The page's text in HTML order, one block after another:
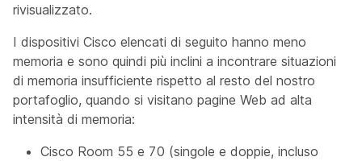
rivisualizzato.
I dispositivi Cisco elencati di seguito hanno meno
memoria e sono quindi più inclini a incontrare situazioni
di memoria insufficiente rispetto al resto del nostro
portafoglio, quando si visitano pagine Web ad alta
intensità di memoria:
Cisco Room 55 e 70 (singole e doppie, incluso